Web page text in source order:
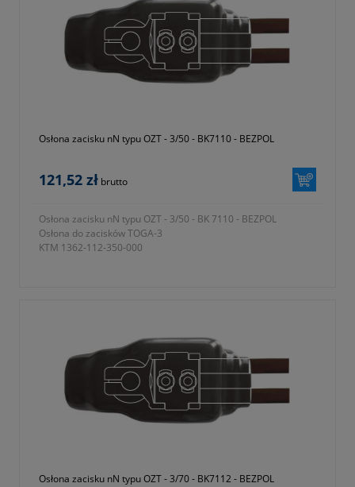
- symbol producenta BK7105
- KTM 1362-112-190-001
- okres gwarancji 12 miesięcy (lub dłużej zgodnie z wytycznymi
Osłona zacisku nN typu OZT - 3/50 - BK7110 - BEZPOL
121,52 zł brutto
Osłona zacisku nN typu OZT - 3/50 - BK 7110 - BEZPOL
Osłona do zacisków TOGA-3
KTM 1362-112-350-000
Osłona zacisku nN typu OZT - 3/70 - BK7112 - BEZPOL